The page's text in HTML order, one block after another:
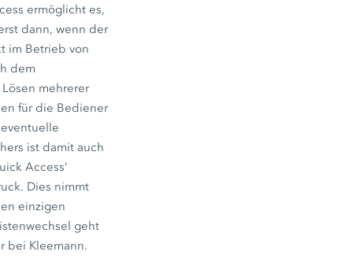
ermöglicht es,
dann, wenn der
im Betrieb von
dem
mehrerer
für die Bediener
ist damit auch
Access‘
Dies nimmt
einzigen
geht
bei Kleemann.